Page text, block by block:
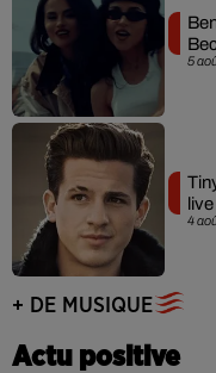
5
4
+ DE MUSIQUE
Actu positive